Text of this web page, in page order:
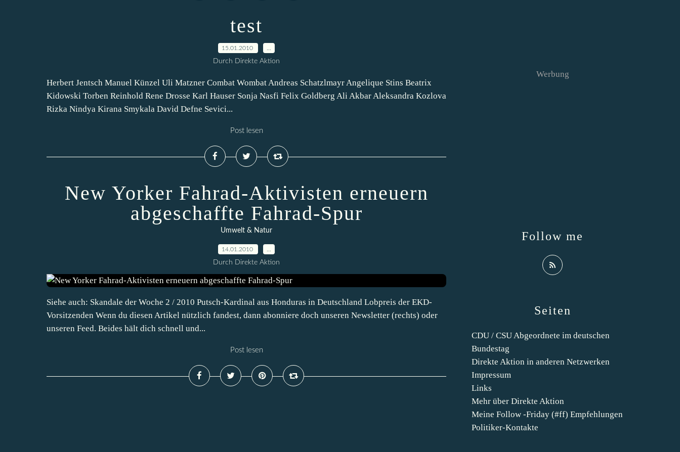
test
15.01.2010
Durch Direkte Aktion
Herbert Jentsch Manuel Künzel Uli Matzner Combat Wombat Andreas Schatzlmayr Angelique Stins Beatrix
Kidowski Torben Reinhold Rene Drosse Karl Hauser Sonja Nasfi Felix Goldberg Ali Akbar Aleksandra Kozlova
Rizka Nindya Kirana Smykala David Defne Sevici...
Post lesen
New Yorker Fahrad-Aktivisten erneuern
abgeschaffte Fahrad-Spur
Umwelt & Natur
14.01.2010
Durch Direkte Aktion
Siehe auch: Skandale der Woche 2 / 2010 Putsch-Kardinal aus Honduras in Deutschland Lobpreis der EKD-
Vorsitzenden Wenn du diesen Artikel nützlich fandest, dann abonniere doch unseren Newsletter (rechts) oder
unseren Feed. Beides hält dich schnell und...
Post lesen
Seiten
CDU / CSU Abgeordnete im deutschen
Bundestag
Direkte Aktion in anderen Netzwerken
Impressum
Links
Mehr über Direkte Aktion
Meine Follow -Friday (#ff) Empfehlungen
Politiker-Kontakte
Follow me
Werbung